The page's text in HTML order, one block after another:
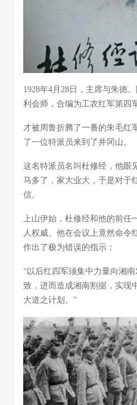
1928年4月28日，主席与朱德
利会师，合编为工农红军第四
才被周鲁折腾了一番的朱毛红
了一位特派员来到了井冈山。
这名特派员名叫杜修经，他眼
马多了，家大业大，于是对于
信。
上山伊始，杜修经和他的前任
人权威。他在会议上竟然命令
作出了极为错误的指示：
“以后红四军须集中力量向湘
致，进而造成湘南割据，实现
大道之计划。”